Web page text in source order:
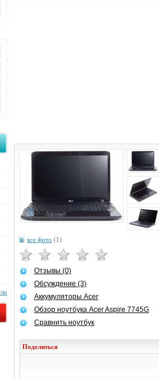
все фото (1)
Отзывы (0)
Обсуждение (3)
Аккумуляторы Acer
Обзор ноутбука Acer Aspire 7745G
Сравнить ноутбук
Поделиться